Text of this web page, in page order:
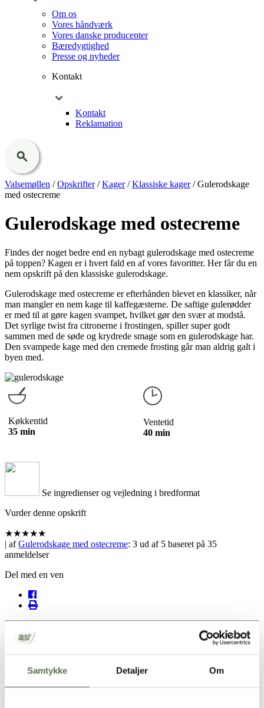
Samtykke Detaljer Om
Om os
Vores håndværk
Vores danske producenter
Bæredygtighed
Presse og nyheder
Kontakt
Kontakt
Reklamation
Valsemøllen /Opskrifter/Kager/Klassiske kager/Gulerodskage
med ostecreme
Gulerodskage med ostecreme
Findes der noget bedre end en nybagt gulerodskage med ostecreme
på toppen? Kagen er i hvert fald en af vores favoritter. Her får du en
nem opskrift på den klassiske gulerodskage.
Gulerodskage med ostecreme er efterhånden blevet en klassiker, når
man mangler en nem kage til kaffegæsterne. De saftige gulerødder
er med til at gøre kagen svampet, hvilket gør den svær at modstå.
Det syrlige twist fra citronerne i frostingen, spiller super godt
sammen med de søde og krydrede smage som en gulerodskage har.
Den svampede kage med den cremede frosting går man aldrig galt i
byen med.
Køkkentid
35 min
Ventetid
40 min
Se ingredienser og vejledning i bredformat
Vurder denne opskrift
★★★★★
| afGulerodskage med ostecreme: 3 ud af 5 baseret på 35
anmeldelser
Del med en ven
Opskrift